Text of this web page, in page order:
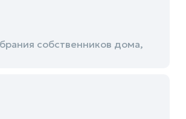
собственников дома,